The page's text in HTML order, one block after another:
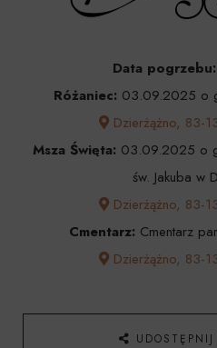
Data pogrzebu:
Różaniec: 03.09.2025 o
Dzierżążno, 83-
Msza Święta: 03.09.2025 o
św. Jakuba w
Dzierżążno, 83-
Cmentarz: Cmentarz
Dzierżążno, 83-